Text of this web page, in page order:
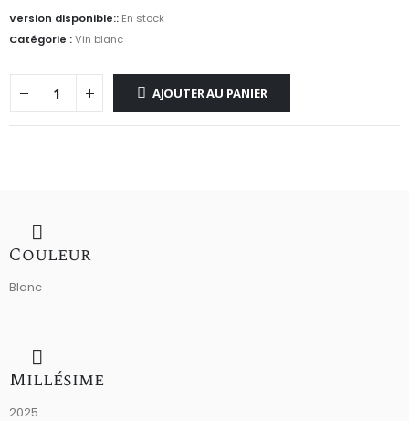
Version disponible:: En stock
Catégorie :Vin blanc
AJOUTER AU PANIER
Couleur
Blanc
Millésime
2025